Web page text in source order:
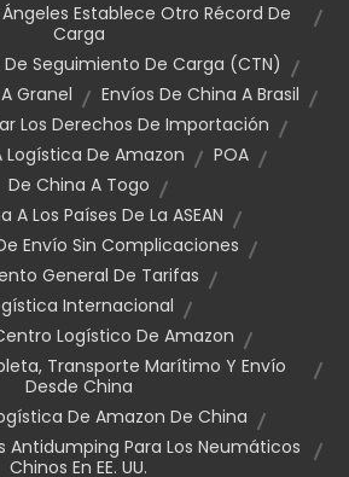
Ángeles Establece Otro Récord De
Carga
Seguimiento De Carga (CTN)
Granel
Envíos De China A Brasil
Los Derechos De Importación
Logística De Amazon
POA
De China A Togo
A Los Países De La ASEAN
Envío Sin Complicaciones
General De Tarifas
Internacional
Logístico De Amazon
Transporte Marítimo Y Envío
Desde China
De Amazon De China
Antidumping Para Los Neumáticos
Chinos En EE. UU.